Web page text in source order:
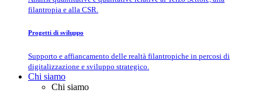
filantropia e alla CSR.
Progetti di sviluppo
Supporto e affiancamento delle realtà filantropiche in percosi di
digitalizzazione e sviluppo strategico.
Chi siamo
Chi siamo